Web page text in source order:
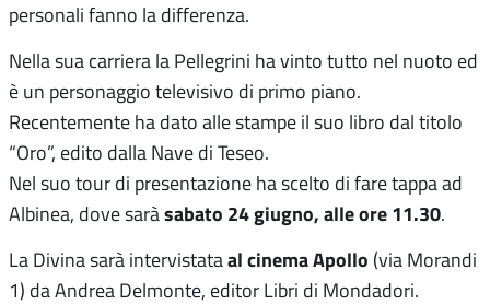
personali fanno la differenza.
Nella sua carriera la Pellegrini ha vinto tutto nel nuoto ed
è un personaggio televisivo di primo piano.
Recentemente ha dato alle stampe il suo libro dal titolo
“Oro”, edito dalla Nave di Teseo.
Nel suo tour di presentazione ha scelto di fare tappa ad
Albinea, dove saràsabato 24 giugno, alle ore 11.30.
La Divina sarà intervistataal cinema Apollo (via Morandi
1) da Andrea Delmonte, editor Libri di Mondadori.